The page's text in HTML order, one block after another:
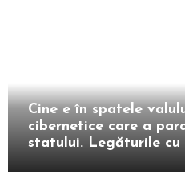
Cine e în spatele
cibernetice care a
statului. Legăturile cu